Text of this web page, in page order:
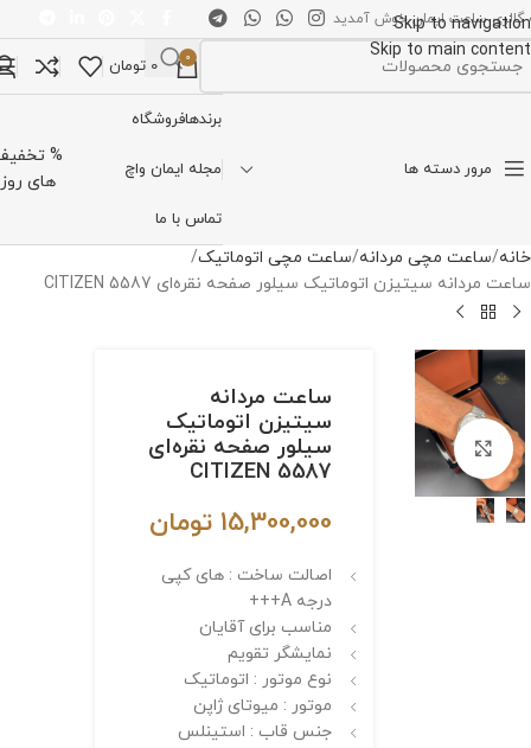
Skip to navigation
Skip to main content
گالری ساعت ایمان خوش آمدید
0
0 تومان
مرور دسته ها
برندهافروشگاه
مجله ایمان واچ
تماس با ما
%
های روز
خانه ساعت مچی مردانه ساعت مچی اتوماتیک
ساعت مردانه سیتیزن اتوماتیک سیلور صفحه نقره‌ای CITIZEN 5587
برای بزرگنمایی کلیک کنید
ساعت مردانه
سیتیزن اتوماتیک
سیلور صفحه نقره‌ای
CITIZEN 5587
15,300,000 تومان
اصالت ساخت : های کپی
درجه A+++
مناسب برای آقایان
نمایشگر تقویم
نوع موتور : اتوماتیک
موتور : میوتای ژاپن
جنس قاب : استینلس